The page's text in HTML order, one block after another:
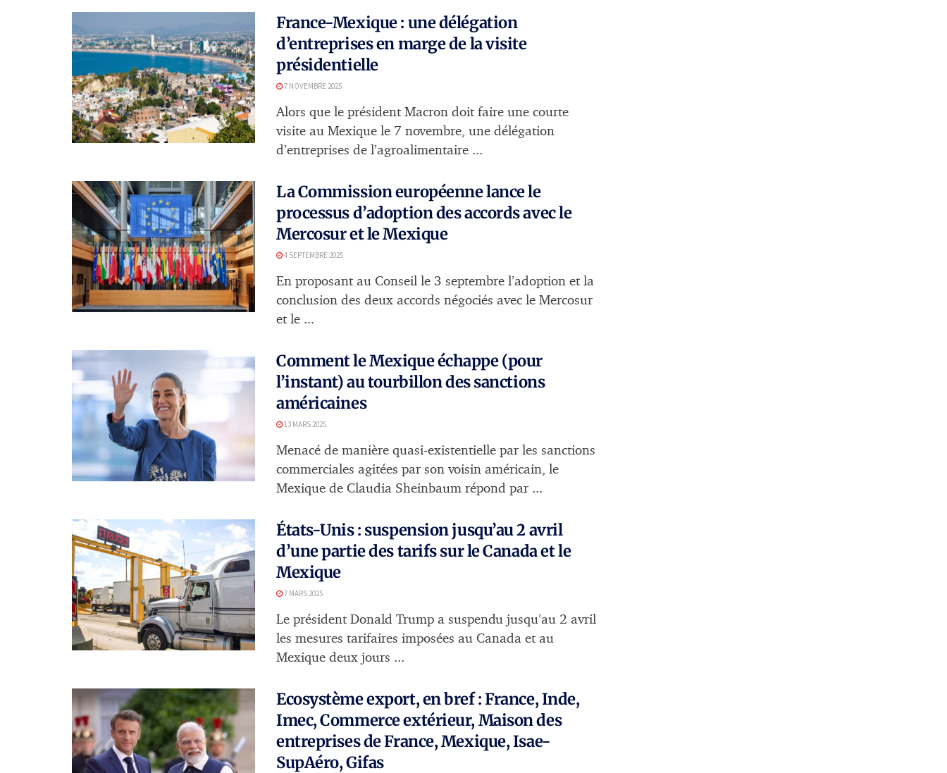
France-Mexique : une délégation
d’entreprises en marge de la visite
présidentielle
7 NOVEMBRE 2025
Alors que le président Macron doit faire une courte
visite au Mexique le 7 novembre, une délégation
d’entreprises de l’agroalimentaire ...
La Commission européenne lance le
processus d’adoption des accords avec le
Mercosur et le Mexique
4 SEPTEMBRE 2025
En proposant au Conseil le 3 septembre l’adoption et la
conclusion des deux accords négociés avec le Mercosur
et le ...
Comment le Mexique échappe (pour
l’instant) au tourbillon des sanctions
américaines
13 MARS 2025
Menacé de manière quasi-existentielle par les sanctions
commerciales agitées par son voisin américain, le
Mexique de Claudia Sheinbaum répond par ...
États-Unis : suspension jusqu’au 2 avril
d’une partie des tarifs sur le Canada et le
Mexique
7 MARS 2025
Le président Donald Trump a suspendu jusqu’au 2 avril
les mesures tarifaires imposées au Canada et au
Mexique deux jours ...
Ecosystème export, en bref : France, Inde,
Imec, Commerce extérieur, Maison des
entreprises de France, Mexique, Isae-
SupAéro, Gifas